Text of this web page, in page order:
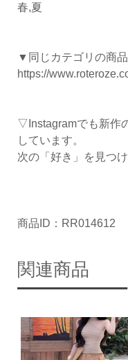
春,夏
▼同じカテゴリの商
https://
▽Instagramでも新作
しています。
次の「好き」を見つ
商品ID：RR014612
関連商品